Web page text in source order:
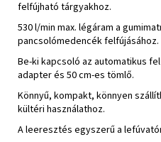
felfújható tárgyakhoz.
530 l/min max. légáram a
pancsolómedencék felfújásához.
Be-ki kapcsoló az automatikus
adapter és 50 cm-es tömlő.
Könnyű, kompakt, könnyen
kültéri használathoz.
A leeresztés egyszerű a